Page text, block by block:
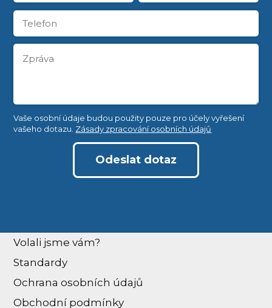
Vaše osobní údaje budou použity pouze pro účely vyřešení
vašeho dotazu. Zásady zpracování osobních údajů
Odeslat dotaz
Volali jsme vám?
Standardy
Ochrana osobních údajů
Obchodní podmínky